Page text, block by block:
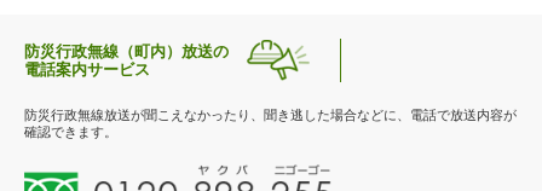
防災行政無線（町内）放送の
電話案内サービス
防災行政無線放送が聞こえなかったり、聞き逃した場合などに、電話で放送内容が
確認できます。
0